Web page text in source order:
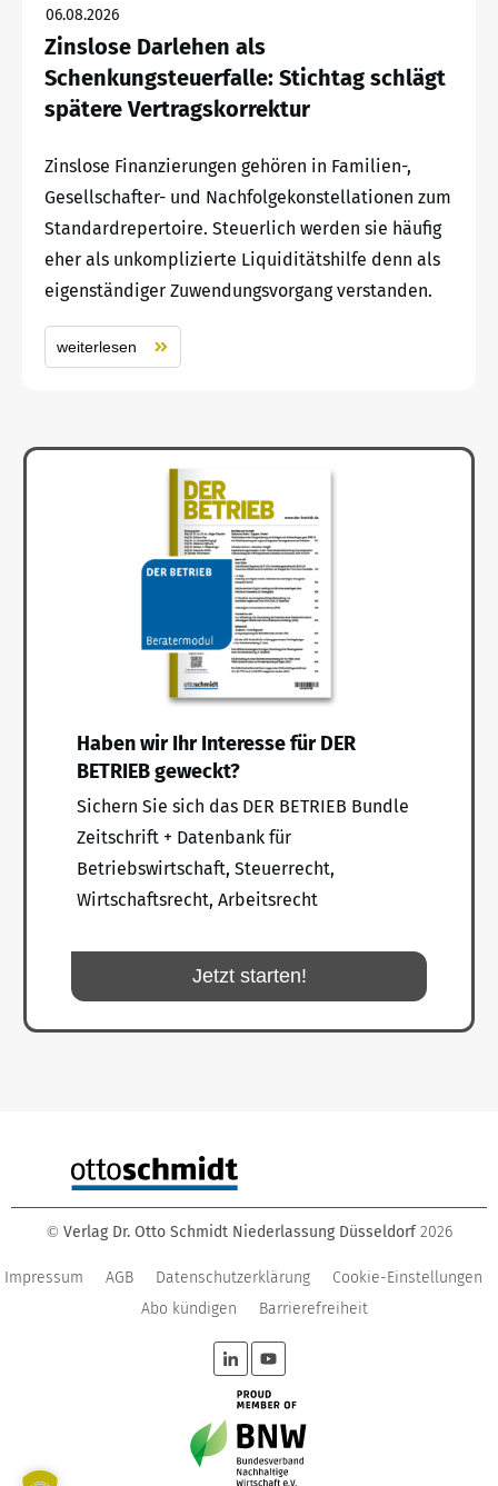
06.08.2026
Zinslose Darlehen als
Schenkungsteuerfalle: Stichtag schlägt
spätere Vertragskorrektur
Zinslose Finanzierungen gehören in Familien-,
Gesellschafter- und Nachfolgekonstellationen zum
Standardrepertoire. Steuerlich werden sie häufig
eher als unkomplizierte Liquiditätshilfe denn als
eigenständiger Zuwendungsvorgang verstanden.
weiterlesen
Haben wir Ihr Interesse für DER
BETRIEB geweckt?
Sichern Sie sich das DER BETRIEB Bundle
Zeitschrift + Datenbank für
Betriebswirtschaft, Steuerrecht,
Wirtschaftsrecht, Arbeitsrecht
Jetzt starten!
© Verlag Dr. Otto Schmidt Niederlassung Düsseldorf 2026
Impressum AGB Datenschutzerklärung
Cookie-Einstellungen
Abo kündigen
Barrierefreiheit